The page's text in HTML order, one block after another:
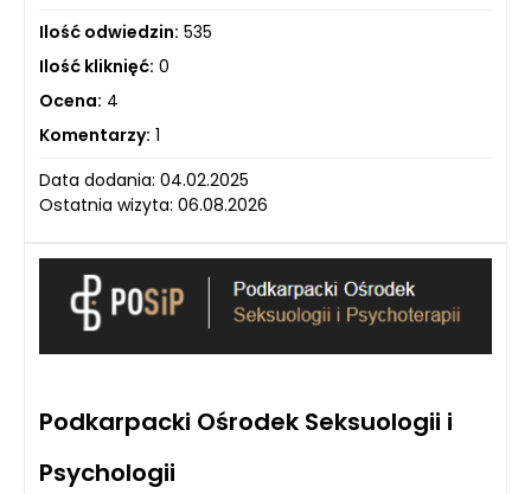
Ilość odwiedzin: 535
Ilość kliknięć: 0
Ocena: 4
Komentarzy: 1
Data dodania: 04.02.2025
Ostatnia wizyta: 06.08.2026
Podkarpacki Ośrodek Seksuologii i
Psychologii